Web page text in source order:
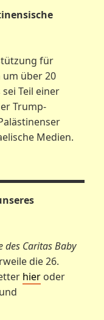
für
um über 20
Teil einer
Trump-
Medien.
des Caritas Baby
die 26.
hier oder